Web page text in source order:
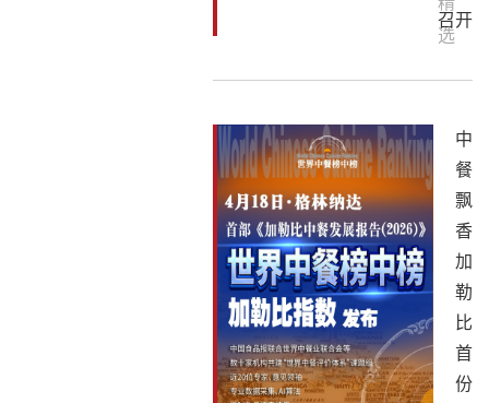
召开
选
中
餐
飘
香
加
勒
比
首
份